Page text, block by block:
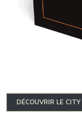
DÉCOUVRIR LE